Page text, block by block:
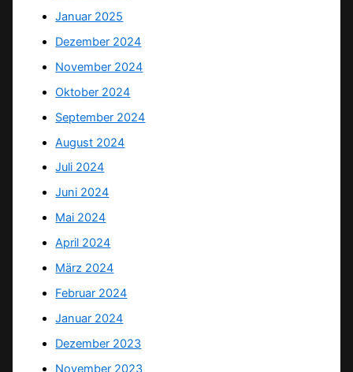
Januar 2025
Dezember 2024
November 2024
Oktober 2024
September 2024
August 2024
Juli 2024
Juni 2024
Mai 2024
April 2024
März 2024
Februar 2024
Januar 2024
Dezember 2023
November 2023